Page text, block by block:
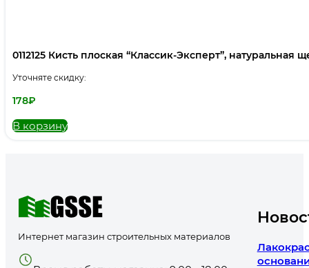
0112125 Кисть плоская “Классик-Эксперт”, натуральная
Уточняте скидку:
178₽
В корзину
Интернет магазин строительных материалов